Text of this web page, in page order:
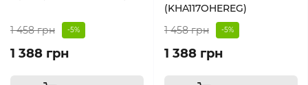
1 458 грн -5%
1 388 грн
(KHA117OHEREG)
1 458 грн
-5%
1 388 грн